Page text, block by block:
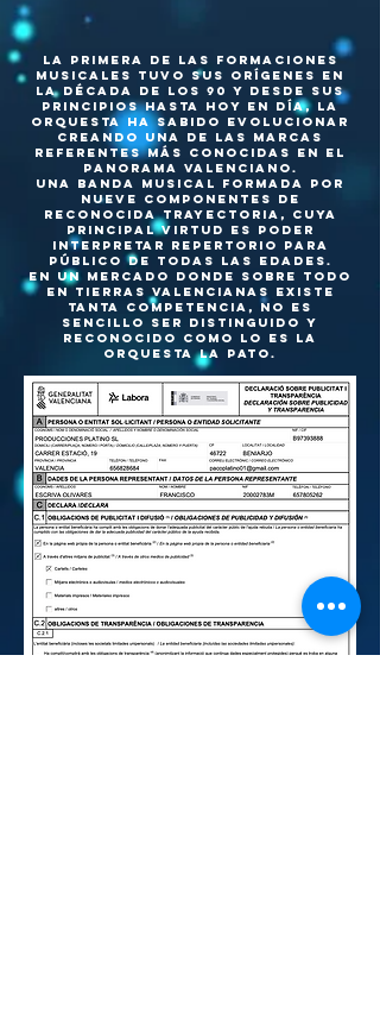
La primera de las formaciones
musicales tuvo sus orígenes en
la década de los 90 y desde sus
principios hasta hoy en día, la
orquesta ha sabido evolucionar
creando una de las marcas
referentes más conocidas en el
panorama valenciano.
Una banda musical formada por
nueve componentes de
reconocida trayectoria, cuya
principal virtud es poder
interpretar repertorio para
público de todas las edades.
En un mercado donde sobre todo
en tierras valencianas existe
tanta competencia, no es
sencillo ser distinguido y
reconocido como lo es la
orquesta La Pato.